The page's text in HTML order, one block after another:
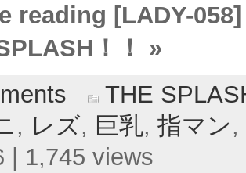
reading [LADY-
！！ »
THE
, レズ, 巨乳, 指マン,
| 1,745 views